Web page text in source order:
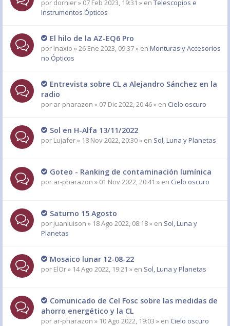
por dornier» 07 Feb 2023, 19:31 » en Telescopios e
Instrumentos Ópticos
El hilo de la AZ-EQ6 Pro
por Inaxio » 26 Ene 2023, 09:37 » en Monturas y Accesorios
no Ópticos
Entrevista sobre CL a Alejandro Sánchez en la
radio
por ar-pharazon » 07 Dic 2022, 20:46 » en Cielo oscuro
Sol en H-Alfa 13/11/2022
por Lujafer» 18 Nov 2022, 20:30 » en Sol, Luna y Planetas
Goteo - Ranking de contaminación lumínica
por ar-pharazon » 01 Nov 2022, 20:41 » en Cielo oscuro
Saturno 15 Agosto
por juanluison » 18 Ago 2022, 08:18 » en Sol, Luna y
Planetas
Mosaico lunar 12-08-22
por ElOr» 14 Ago 2022, 19:21 » en Sol, Luna y Planetas
Comunicado de Cel Fosc sobre las medidas de
ahorro energético y la CL
por ar-pharazon » 10 Ago 2022, 19:03 » en Cielo oscuro